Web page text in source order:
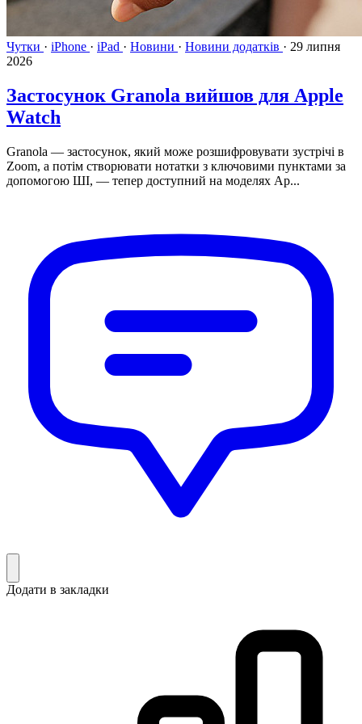
Чутки · iPhone · iPad · Новини · Новини додатків · 29 липня
2026
Застосунок Granola вийшов для Apple
Watch
Granola — застосунок, який може розшифровувати зустрічі в
Zoom, а потім створювати нотатки з ключовими пунктами за
допомогою ШІ, — тепер доступний на моделях Ap...
Додати в закладки